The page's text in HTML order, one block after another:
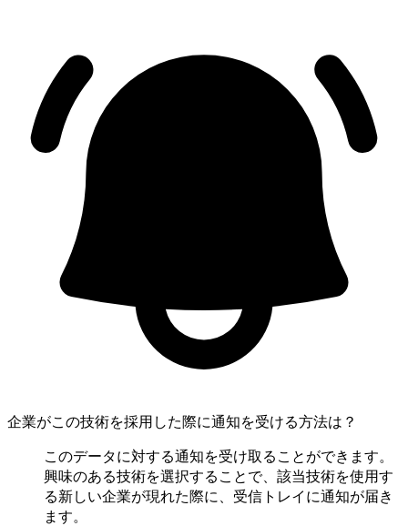
企業がこの技術を採用した際に通知を受ける方法は？
このデータに対する通知を受け取ることができます。
興味のある技術を選択することで、該当技術を使用す
る新しい企業が現れた際に、受信トレイに通知が届き
ます。